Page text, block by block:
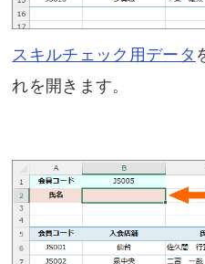
スキルチェック用データ
れを開きます。